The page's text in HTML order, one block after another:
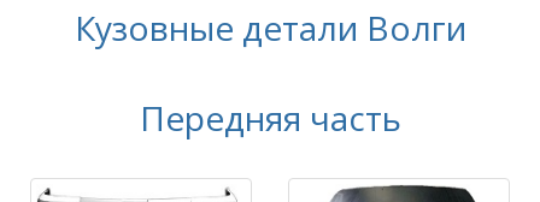
Кузовные детали Волги
Передняя часть